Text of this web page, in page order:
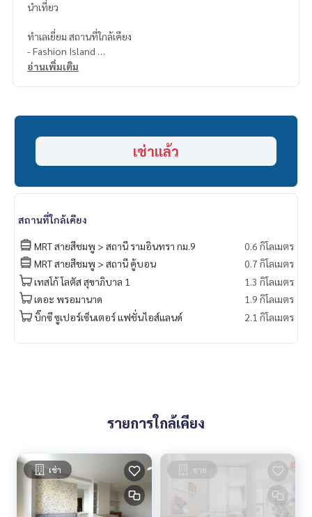
นำเที่ยว
ทำเลเยี่ยม สถานที่ใกล้เคียง
- Fashion Island
- รพ. สินแพทย์ รพ. นพรัตน์
นัดชม และ สอบถามข้อมูลเพิ่มเติมได้ที่
หรือ คุณแม็กซ์088-141-1555
Line: @bestproperty (มี @ ข้างหน้าด้วยนะคะ)
www.bestpropertycenter.com
อ่านเพิ่มเติม
เช่าแล้ว
สถานที่ใกล้เคียง
MRT สายสีชมพู > สถานี รามอินทรา กม.9
0.6 กิโลเมตร
MRT สายสีชมพู > สถานี คู้บอน
0.7 กิโลเมตร
เทสโก้ โลตัส สุขาภิบาล 1
1.3 กิโลเมตร
เดอะ พรอมานาด
1.9 กิโลเมตร
บิ๊กซี ซูเปอร์เซ็นเตอร์ แฟชั่นไอส์แลนด์
2.1 กิโลเมตร
รายการใกล้เคียง
เช่า ขาย